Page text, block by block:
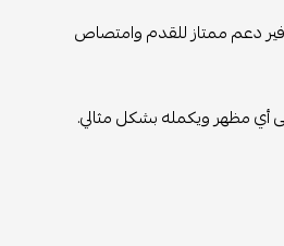
دعم ممتاز للقدم وامتصاص
أي مظهر ويكمله بشكل مثالي.